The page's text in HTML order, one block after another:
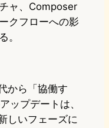
ャ、Composer
クフローへの影
。
から「協働す
ップデートは、
しいフェーズに